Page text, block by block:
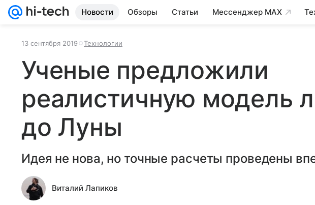
Новости Обзоры Статьи Мессенджер MAX
13 сентября 2019 Технологии
Ученые предложили
реалистичную модель
до Луны
Идея не нова, но точные расчеты проведены
Виталий Лапиков